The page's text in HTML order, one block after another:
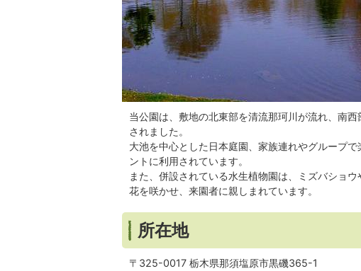
当公園は、敷地の北東部を清流那珂川が流れ、南
されました。
大池を中心とした日本庭園、家族連れやグループ
ントに利用されています。
また、併設されている水生植物園は、ミズバショ
花を咲かせ、来園者に親しまれています。
所在地
〒325-0017 栃木県那須塩原市黒磯365-1